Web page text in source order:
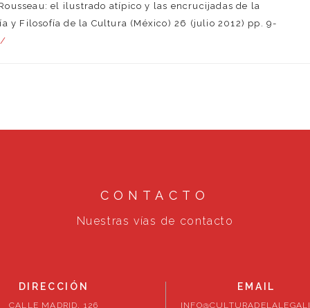
el ilustrado atípico y las encrucijadas de la
y Filosofía de la Cultura (México) 26 (julio 2012) pp. 9-
CONTACTO
Nuestras vías de contacto
DIRECCIÓN
CALLE MADRID, 126
EMAIL